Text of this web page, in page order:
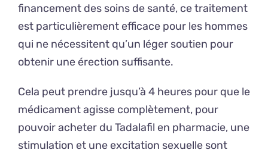
financement des soins de santé, ce traitement
est particulièrement efficace pour les hommes
qui ne nécessitent qu’un léger soutien pour
obtenir une érection suffisante.
Cela peut prendre jusqu’à 4 heures pour que le
médicament agisse complètement, pour
pouvoir acheter du Tadalafil en pharmacie, une
stimulation et une excitation sexuelle sont